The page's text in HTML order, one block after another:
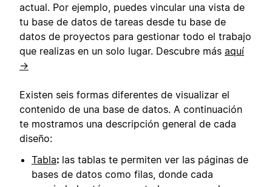
actual. Por ejemplo, puedes vincular una vista de
tu base de datos de tareas desde tu base de
datos de proyectos para gestionar todo el trabajo
que realizas en un solo lugar. Descubre más aquí
→
Existen seis formas diferentes de visualizar el
contenido de una base de datos. A continuación
te mostramos una descripción general de cada
diseño:
Tabla: las tablas te permiten ver las páginas de
bases de datos como filas, donde cada